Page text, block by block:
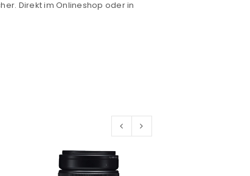
like to hear from us
Direkt im Onlineshop oder in